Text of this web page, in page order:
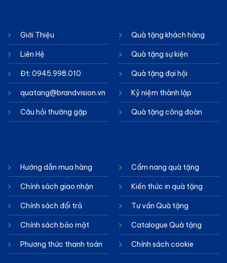
Giới Thiệu
Liên Hệ
Đt: 0945.998.010
quatang@brandvision.vn
Câu hỏi thường gặp
Quà tặng khách hàng
Quà tặng sự kiện
Quà tặng đại hội
Kỷ niệm thành lập
Quà tặng công đoàn
Hướng dẫn mua hàng
Chính sách giao nhận
Chính sách đổi trả
Chính sách bảo mật
Phương thức thanh toán
Cẩm nang quà tặng
Kiến thức in quà tặng
Tư vấn Quà tặng
Catalogue Quà tặng
Chính sách cookie